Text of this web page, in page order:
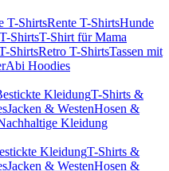
T-ShirtsRente T-ShirtsHunde
ShirtsT-Shirt für Mama
ShirtsRetro T-ShirtsTassen mit
Abi Hoodies
KleidungT-Shirts &
Jacken & WestenHosen &
Kleidung
KleidungT-Shirts &
Jacken & WestenHosen &